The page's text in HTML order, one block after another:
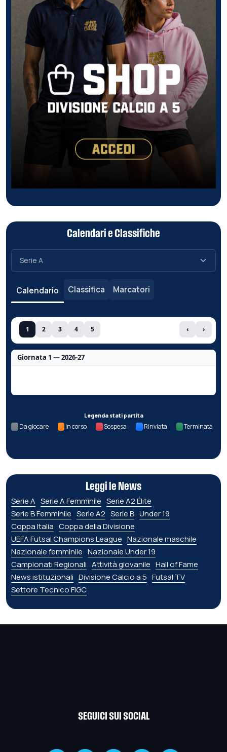
Calendari e Classifiche
Calendario Classifica Marcatori
1 2 3 4 5 ‹ ›
Giornata 1 — 2026-27
Legenda stati partita
Da giocare In corso Sospesa Rinviata Terminata
Leggi le News
Serie A Serie A Femminile Serie A2 Élite
Serie B Femminile Serie A2 Serie B Under 19
Coppa Italia Coppa della Divisione
UEFA Futsal Champions League Nazionale maschile
Nazionale femminile Nazionale Under 19
Campionati Regionali Attività giovanile Hall of Fame
News istituzionali Divisione Calcio a 5 Futsal TV
Settore Tecnico FIGC
SEGUICI SUI SOCIAL